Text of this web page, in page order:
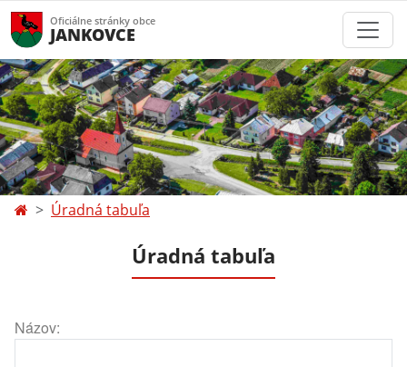
Oficiálne stránky obce
JANKOVCE
Úradná tabuľa
Úradná tabuľa
Názov: